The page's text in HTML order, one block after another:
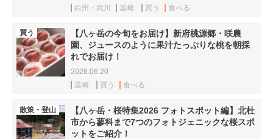
白州・武川
韮崎 買う 食べる
買う
【八ヶ岳の今旬をお届け】新府桃源郷・咲農
園、ジュースのように果汁たっぷりな桃を朝採
れでお届け！
2026.06.20
韮崎
買う 食べる
散策・登山
【八ヶ岳・桜特集2026 フォトスポット編】北杜
市から蓼科まで7つのフォトジェニックな桜スポ
ットをご紹介！